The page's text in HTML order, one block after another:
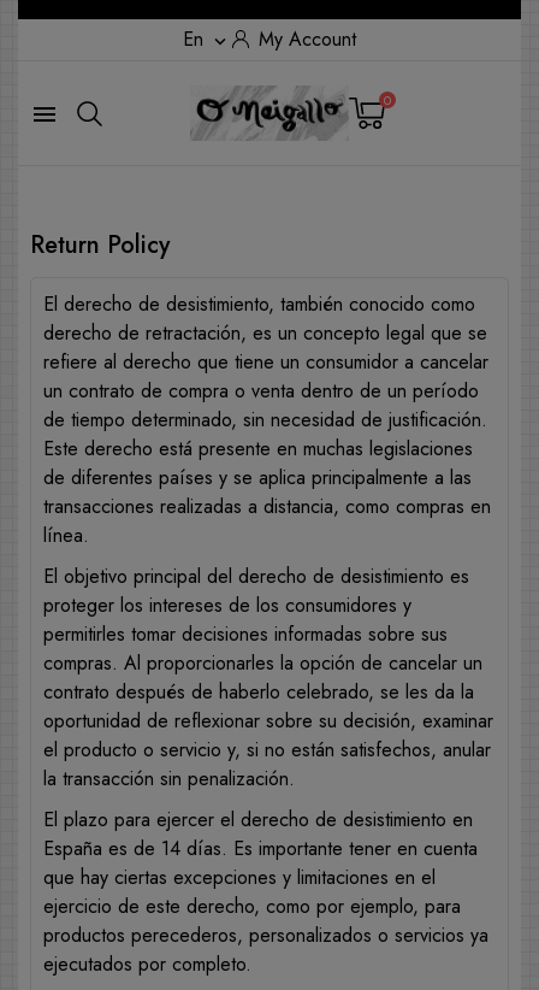
En  My Account
 0
Return Policy
El derecho de desistimiento, también conocido como
derecho de retractación, es un concepto legal que se
refiere al derecho que tiene un consumidor a cancelar
un contrato de compra o venta dentro de un período
de tiempo determinado, sin necesidad de justificación.
Este derecho está presente en muchas legislaciones
de diferentes países y se aplica principalmente a las
transacciones realizadas a distancia, como compras en
línea.
El objetivo principal del derecho de desistimiento es
proteger los intereses de los consumidores y
permitirles tomar decisiones informadas sobre sus
compras. Al proporcionarles la opción de cancelar un
contrato después de haberlo celebrado, se les da la
oportunidad de reflexionar sobre su decisión, examinar
el producto o servicio y, si no están satisfechos, anular
la transacción sin penalización.
El plazo para ejercer el derecho de desistimiento en
España es de 14 días. Es importante tener en cuenta
que hay ciertas excepciones y limitaciones en el
ejercicio de este derecho, como por ejemplo, para
productos perecederos, personalizados o servicios ya
ejecutados por completo.